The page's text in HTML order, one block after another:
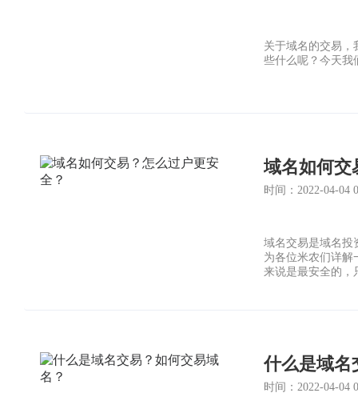
关于域名的交易，
些什么呢？今天我
域名如何交
时间：2022-04-04
域名交易是域名投
为各位米农们详解
来说是最安全的，
什么是域名
时间：2022-04-04